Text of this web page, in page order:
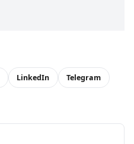
LinkedIn Telegram